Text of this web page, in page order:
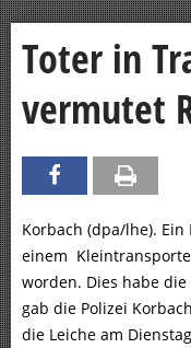
Toter in
vermutet
Korbach (dpa/lhe).
einem
worden. Dies habe
gab die Polizei
die Leiche am